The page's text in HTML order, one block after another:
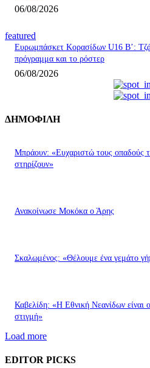
06/08/2026
featured
Ευρωμπάσκετ Κορασίδων U16 B’:
πρόγραμμα και το ρόστερ
06/08/2026
ΔΗΜΟΦΙΛΗ
Μπράουν: «Ευχαριστώ τους οπαδούς
στηρίζουν»
Ανακοίνωσε Μοκόκα ο Άρης
Σκαλωμένος: «Θέλουμε ένα γεμάτο
Καβελίδη: «Η Εθνική Νεανίδων είναι
στιγμή»
Load more
EDITOR PICKS